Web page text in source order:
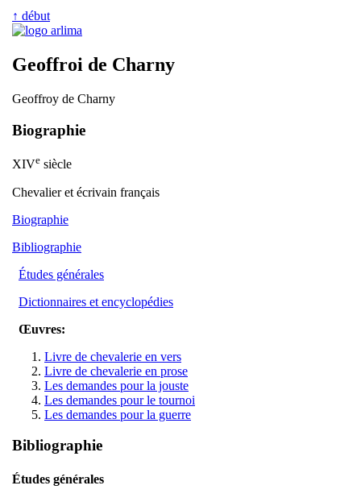
↑ début
Geoffroi de Charny
Geoffroy de Charny
Biographie
XIVe siècle
Chevalier et écrivain français
Biographie
Bibliographie
Études générales
Dictionnaires et encyclopédies
Œuvres:
Livre de chevalerie en vers
Livre de chevalerie en prose
Les demandes pour la jouste
Les demandes pour le tournoi
Les demandes pour la guerre
Bibliographie
Études générales